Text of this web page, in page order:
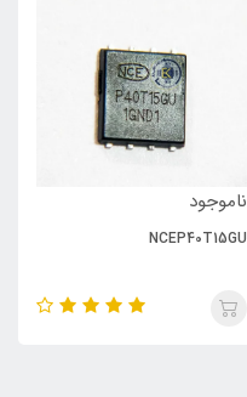
ناموجود
NCEP40T15GU